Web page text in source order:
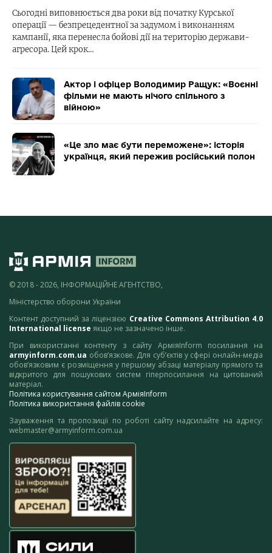
Сьогодні виповнюється два роки від початку Курської
операції — безпрецедентної за задумом і виконанням
кампанії, яка перенесла бойові дії на територію держави-
агресора. Цей крок…
Актор і офіцер Володимир Ращук: «Воєнні
фільми не мають нічого спільного з
війною»
«Це зло має бути переможене»: історія
українця, який пережив російський полон
© 2018 - 2026, ІНФОРМАЦІЙНЕ АГЕНТСТВО,
Міністерство оборони України
Контент доступний за ліцензією Creative Commons Attribution 4.0
International license якщо не зазначено інше.
При використанні контенту з сайту АрміяInform посилання на
armyinform.com.ua обов’язкове. Для суб’єктів у сфері онлайн-медіа
обов’язковим є розміщення у першому абзаці матеріалу прямого та
відкритого для пошукових систем гіперпосилання на цитований
матеріал.
Політика користування сайтом АрміяInform
Політика використання файлів cookie
Зауваження та пропозиції по роботі сайту надсилайте на адресу:
webmaster@armyinform.com.ua